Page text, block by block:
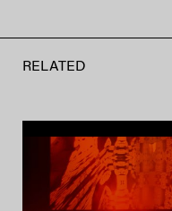
RELATED